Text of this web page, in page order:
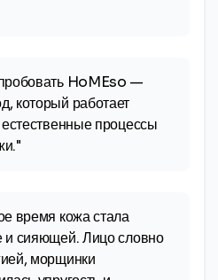
HoMEso —
который работает
естественные процессы
время кожа стала
и сияющей. Лицо словно
морщинки